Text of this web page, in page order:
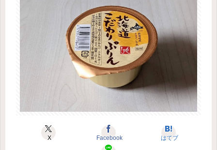
X Facebook はてブ